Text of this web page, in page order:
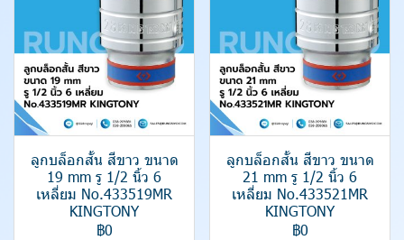
ลูกบล็อกสั้น สีขาว ขนาด
19 mm รู 1/2 นิ้ว 6
เหลี่ยม No.433519MR
KINGTONY
฿0
ลูกบล็อกสั้น สีขาว ขนาด
21 mm รู 1/2 นิ้ว 6
เหลี่ยม No.433521MR
KINGTONY
฿0